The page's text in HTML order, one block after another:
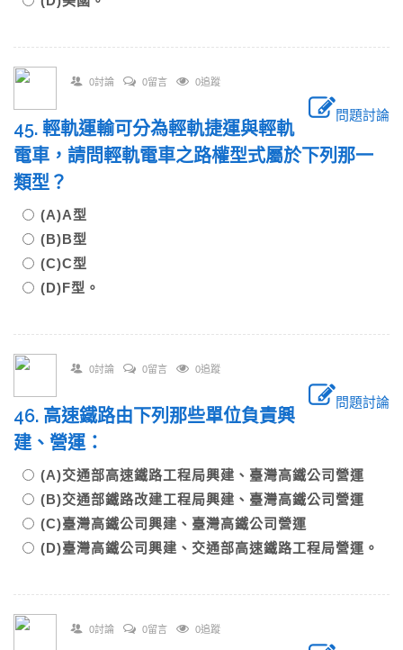
0討論 0留言 0追蹤
問題討論
45. 輕軌運輸可分為輕軌捷運與輕軌
電車，請問輕軌電車之路權型式屬於下列那一
類型？
(A)A型
(B)B型
(C)C型
(D)F型。
0討論 0留言 0追蹤
問題討論
46. 高速鐵路由下列那些單位負責興
建、營運：
(A)交通部高速鐵路工程局興建、臺灣高鐵公司營運
(B)交通部鐵路改建工程局興建、臺灣高鐵公司營運
(C)臺灣高鐵公司興建、臺灣高鐵公司營運
(D)臺灣高鐵公司興建、交通部高速鐵路工程局營運。
0討論 0留言 0追蹤